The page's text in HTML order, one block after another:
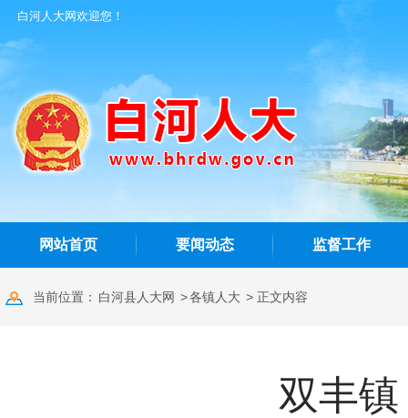
白河人大网欢迎您！
网站首页 要闻动态 监督工作
当前位置： 白河县人大网 >各镇人大 > 正文内容
双丰镇